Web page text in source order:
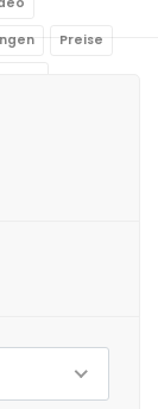
Preise